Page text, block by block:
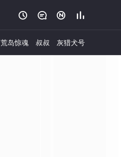
   
荒岛惊魂 叔叔 灰猎犬号